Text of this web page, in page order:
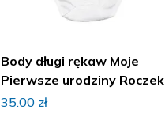
Body długi rękaw Moje
Pierwsze urodziny Roczek
35.00 zł